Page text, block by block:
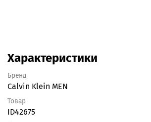
Характеристики
Бренд
Calvin Klein MEN
Товар
ID42675